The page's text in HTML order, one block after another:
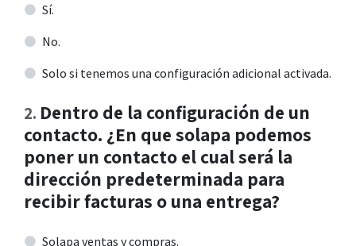
Sí.
No.
Solo si tenemos una configuración adicional activada.
2. Dentro de la configuración de un
contacto. ¿En que solapa podemos
poner un contacto el cual será la
dirección predeterminada para
recibir facturas o una entrega?
Solapa ventas y compras.